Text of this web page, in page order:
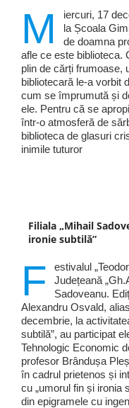
M
iercuri, 17
la Școala
de doamna
afle ce este biblioteca.
plin de cărți frumoase,
bibliotecară le-a vorbit
cum se împrumută și
ele. Pentru că se
într-o atmosferă de
biblioteca de glasuri
inimile tuturor
Filiala „Mihail
ironie subtilă”
F
estivalul
Județeană
Sadoveanu.
Alexandru Osvald,
decembrie, la
subtilă”, au participat
Tehnologic Economic
profesor Brândușa
în cadrul prietenos și
cu „umorul fin și ironia
din epigramele cu